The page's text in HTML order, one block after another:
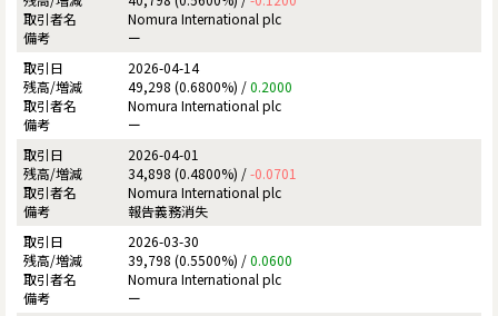
Nomura International plc
ー
2026-04-14
49,298 (0.6800%) /0.2000
Nomura International plc
ー
2026-04-01
34,898 (0.4800%) /-0.0701
Nomura International plc
報告義務消失
2026-03-30
39,798 (0.5500%) /0.0600
Nomura International plc
ー